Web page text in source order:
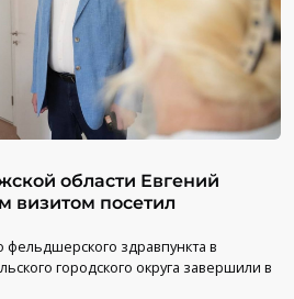
области Евгений
визитом посетил
фельдшерского здравпункта в
городского округа завершили в